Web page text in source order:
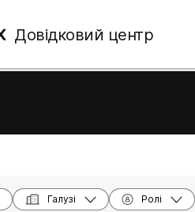
Довідковий центр
Галузі Ролі